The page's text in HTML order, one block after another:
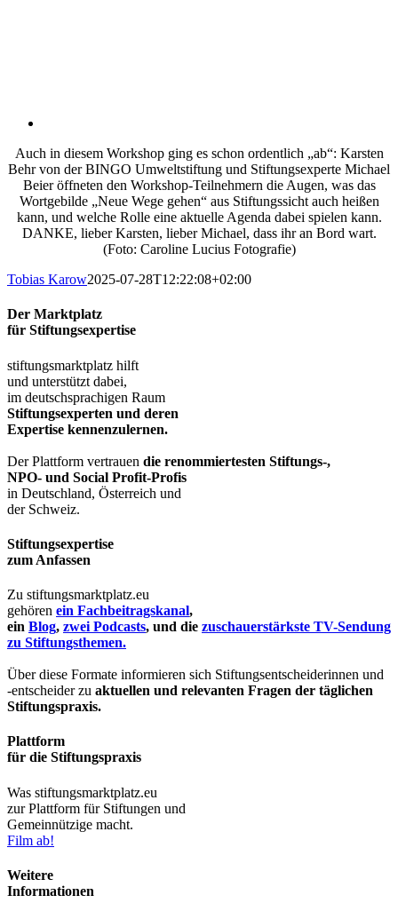
Auch in diesem Workshop ging es schon ordentlich „ab“: Karsten
Behr von der BINGO Umweltstiftung und Stiftungsexperte Michael
Beier öffneten den Workshop-Teilnehmern die Augen, was das
Wortgebilde „Neue Wege gehen“ aus Stiftungssicht auch heißen
kann, und welche Rolle eine aktuelle Agenda dabei spielen kann.
DANKE, lieber Karsten, lieber Michael, dass ihr an Bord wart.
(Foto: Caroline Lucius Fotografie)
Tobias Karow2025-07-28T12:22:08+02:00
Der Marktplatz
für Stiftungsexpertise
stiftungsmarktplatz hilft
und unterstützt dabei,
im deutschsprachigen Raum
Stiftungsexperten und deren
Expertise kennenzulernen.
Der Plattform vertrauen die renommiertesten Stiftungs-,
NPO- und Social Profit-Profis
in Deutschland, Österreich und
der Schweiz.
Stiftungsexpertise
zum Anfassen
Zu stiftungsmarktplatz.eu
gehören ein Fachbeitragskanal,
ein Blog, zwei Podcasts, und die zuschauerstärkste TV-Sendung
zu Stiftungsthemen.
Über diese Formate informieren sich Stiftungsentscheiderinnen und
-entscheider zu aktuellen und relevanten Fragen der täglichen
Stiftungspraxis.
Plattform
für die Stiftungspraxis
Was stiftungsmarktplatz.eu
zur Plattform für Stiftungen und
Gemeinnützige macht.
Film ab!
Weitere
Informationen